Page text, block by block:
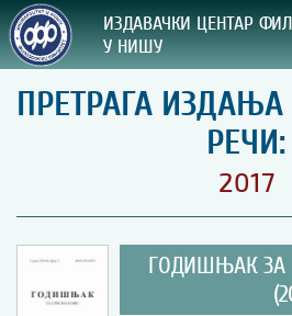
ИЗДАВАЧКИ ЦЕНТАР
У НИШУ
СВА НАША
ВРСТА ИЗДАЊА:
ПРЕГЛЕД
ПРЕТРАГА
РЕЧИ:
2017
ГОДИШЊАК ЗА